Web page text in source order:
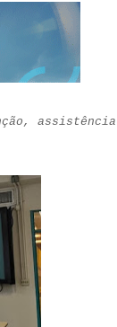
assistência